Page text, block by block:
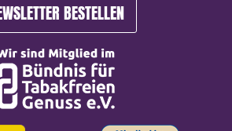
BESTELLEN